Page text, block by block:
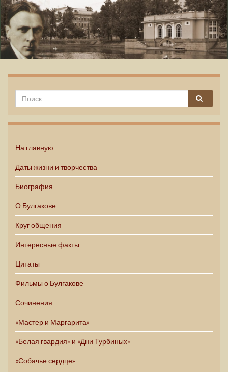
На главную
Даты жизни и творчества
Биография
О Булгакове
Круг общения
Интересные факты
Цитаты
Фильмы о Булгакове
Сочинения
«Мастер и Маргарита»
«Белая гвардия» и «Дни Турбиных»
«Собачье сердце»